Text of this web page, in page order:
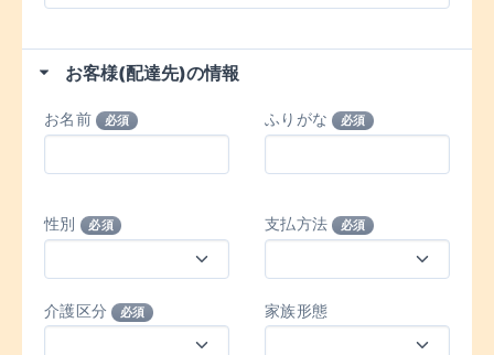
お客様(配達先)の情報
お名前 必須 ふりがな 必須
性別 必須 支払方法 必須
介護区分 必須 家族形態